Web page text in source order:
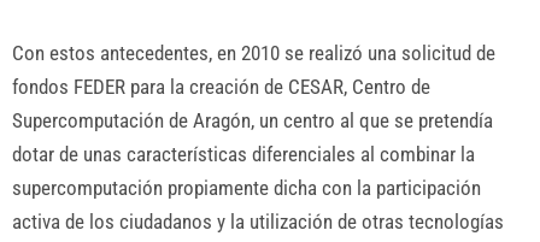
Con estos antecedentes, en 2010 se realizó una solicitud de
fondos FEDER para la creación de CESAR, Centro de
Supercomputación de Aragón, un centro al que se pretendía
dotar de unas características diferenciales al combinar la
supercomputación propiamente dicha con la participación
activa de los ciudadanos y la utilización de otras tecnologías